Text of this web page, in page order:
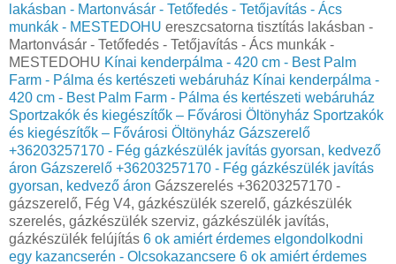
lakásban - Martonvásár - Tetőfedés - Tetőjavítás - Ács
munkák - MESTEDOHU ereszcsatorna tisztítás lakásban -
Martonvásár - Tetőfedés - Tetőjavítás - Ács munkák -
MESTEDOHU Kínai kenderpálma - 420 cm - Best Palm
Farm - Pálma és kertészeti webáruház Kínai kenderpálma -
420 cm - Best Palm Farm - Pálma és kertészeti webáruház
Sportzakók és kiegészítők – Fővárosi Öltönyház Sportzakók
és kiegészítők – Fővárosi Öltönyház Gázszerelő
+36203257170 - Fég gázkészülék javítás gyorsan, kedvező
áron Gázszerelő +36203257170 - Fég gázkészülék javítás
gyorsan, kedvező áron Gázszerelés +36203257170 -
gázszerelő, Fég V4, gázkészülék szerelő, gázkészülék
szerelés, gázkészülék szerviz, gázkészülék javítás,
gázkészülék felújítás 6 ok amiért érdemes elgondolkodni
egy kazancserén - Olcsokazancsere 6 ok amiért érdemes